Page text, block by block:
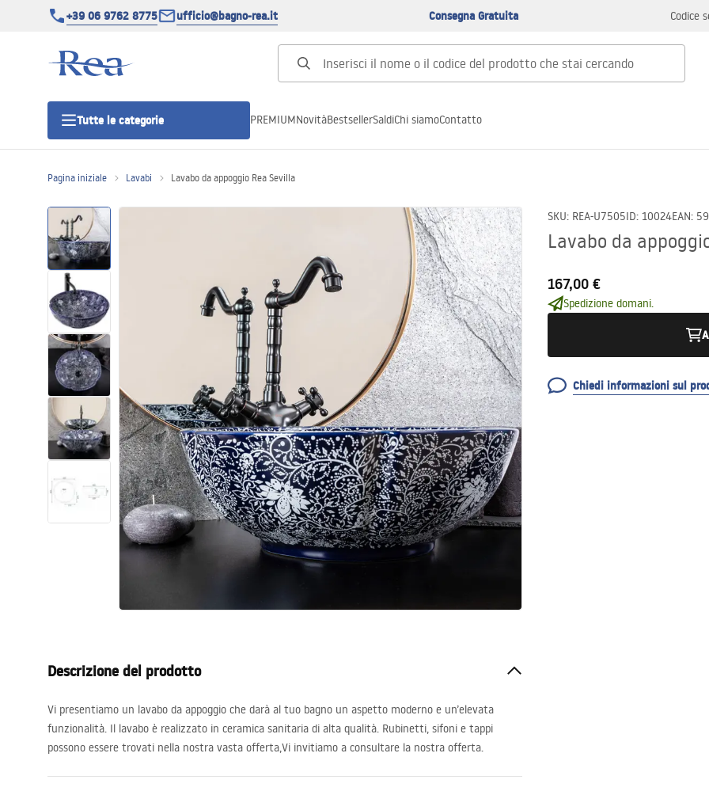
+39 06 9762 8775 ufficio@bagno-rea.it Consegna Gratuita Codice
Tutte le categorie
Porte doccia
Canaline di scarico
Set di vaso WC e bidet
Lavabi
Vasche da bagno e schermi vasca
Rubinetti da bagno
Set doccia
PREMIUMNovitàBestsellerSaldiChi siamoContatto
Pagina iniziale Lavabi Lavabo da appoggio Rea Sevilla
SKU: REA-U7505ID: 10024EAN:
Lavabo da
167,00 €
Spedizione domani.
Chiedi informazioni sul
Descrizione del prodotto
Vi presentiamo un lavabo da appoggio che darà al tuo bagno un aspetto moderno e un’elevata
funzionalità. Il lavabo è realizzato in ceramica sanitaria di alta qualità. Rubinetti, sifoni e tappi
possono essere trovati nella nostra vasta offerta,Vi invitiamo a consultare la nostra offerta.